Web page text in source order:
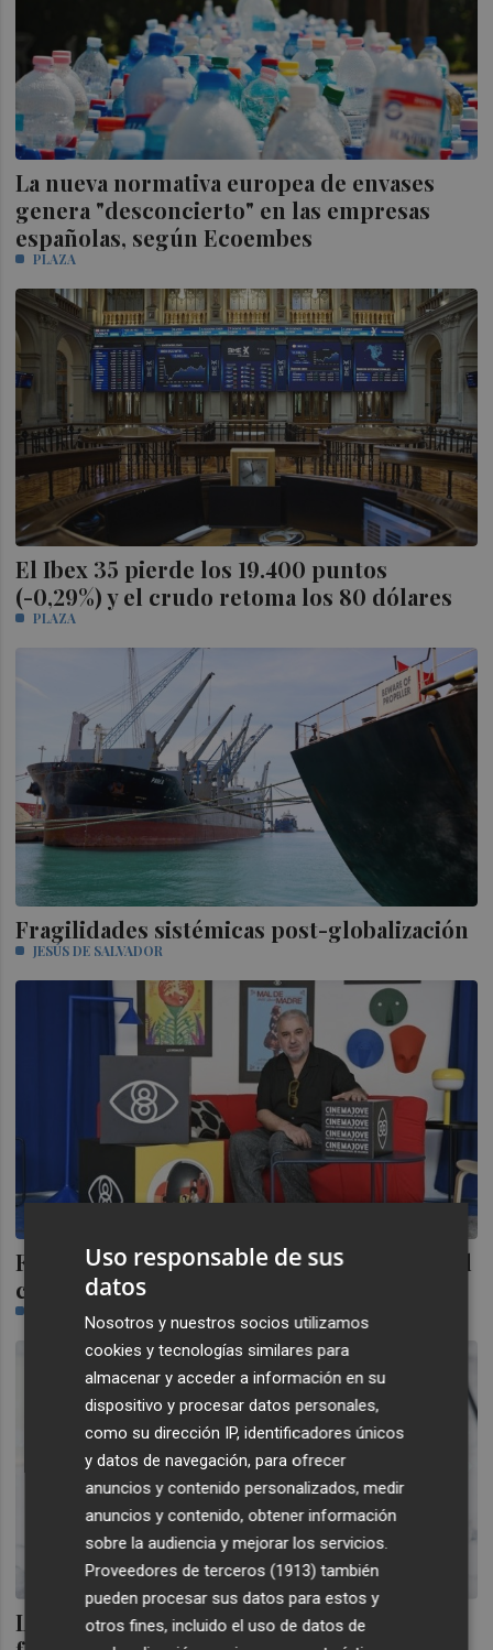
La nueva normativa europea de envases
genera "desconcierto" en las empresas
españolas, según Ecoembes
PLAZA
El Ibex 35 pierde los 19.400 puntos
(-0,29%) y el crudo retoma los 80 dólares
PLAZA
Fragilidades sistémicas post-globalización
JESÚS DE SALVADOR
Félix Sabroso, premio Luna de València: "El
cine es mi amante infiel"
Las telecos advierten de que la
Uso responsable de sus
datos
Nosotros y nuestros socios utilizamos
cookies y tecnologías similares para
almacenar y acceder a información en su
dispositivo y procesar datos personales,
como su dirección IP, identificadores únicos
y datos de navegación, para ofrecer
anuncios y contenido personalizados, medir
anuncios y contenido, obtener información
sobre la audiencia y mejorar los servicios.
Proveedores de terceros (1913) también
pueden procesar sus datos para estos y
otros fines, incluido el uso de datos de